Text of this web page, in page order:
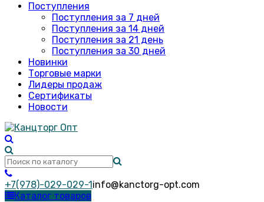
Поступления
Поступления за 7 дней
Поступления за 14 дней
Поступления за 21 день
Поступления за 30 дней
Новинки
Торговые марки
Лидеры продаж
Сертификаты
Новости
+7(978)-029-029-1info@kanctorg-opt.com
Каталог товаров